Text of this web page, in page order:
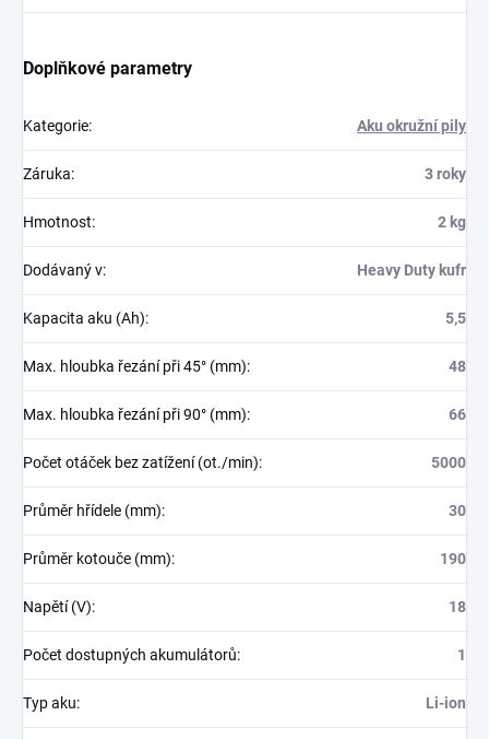
Doplňkové parametry
Kategorie: Aku okružní pily
Záruka: 3 roky
Hmotnost: 2 kg
Dodávaný v: Heavy Duty kufr
Kapacita aku (Ah): 5,5
Max. hloubka řezání při 45° (mm): 48
Max. hloubka řezání při 90° (mm): 66
Počet otáček bez zatížení (ot./min): 5000
Průměr hřídele (mm): 30
Průměr kotouče (mm): 190
Napětí (V): 18
Počet dostupných akumulátorů: 1
Typ aku: Li-ion